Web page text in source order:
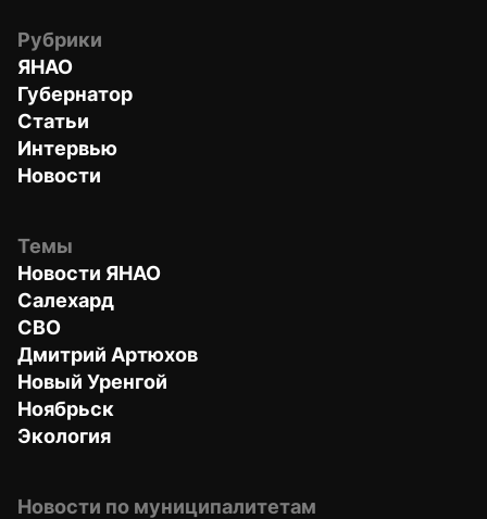
Рубрики
ЯНАО
Губернатор
Статьи
Интервью
Новости
Темы
Новости ЯНАО
Салехард
СВО
Дмитрий Артюхов
Новый Уренгой
Ноябрьск
Экология
Новости по муниципалитетам